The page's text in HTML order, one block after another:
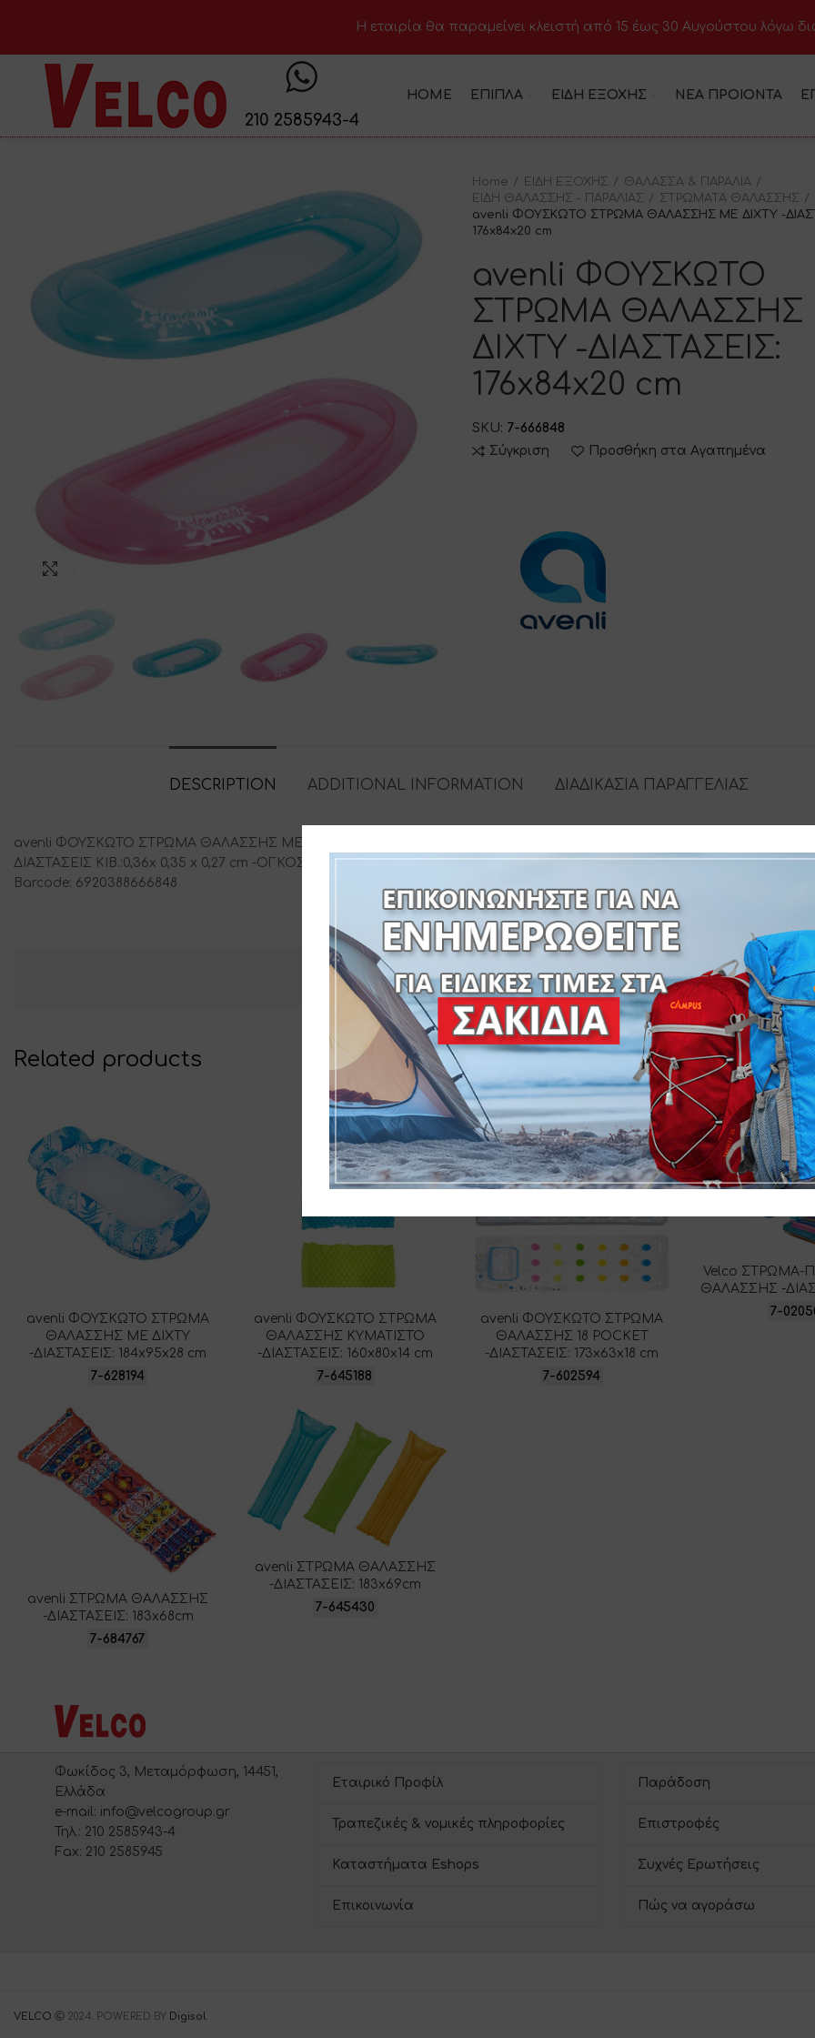
210 2585943-4
HOME ΕΠΙΠΛΑ ΕΙΔΗ ΕΞΟΧΗΣ ΝΕΑ ΠΡΟΙΟΝΤΑ
Home ΕΙΔΗ ΕΞΟΧΗΣ
ΘΑΛΑΣΣΑ & ΠΑΡΑΛΙΑ
ΕΙΔΗ ΘΑΛΑΣΣΗΣ - ΠΑΡΑΛΙΑΣ
ΣΤΡΩΜΑΤΑ ΘΑΛΑΣΣΗΣ
avenli ΦΟΥΣΚΩΤΟ ΣΤΡΩΜΑ ΘΑΛΑΣΣΗΣ ΜΕ ΔΙΧΤΥ -
176x84x20 cm
avenli ΦΟΥΣΚΩΤΟ
ΣΤΡΩΜΑ ΘΑΛΑΣΣΗΣ
ΔΙΧΤΥ -ΔΙΑΣΤΑΣΕΙΣ:
176x84x20 cm
SKU: 7-666848
Σύγκριση
Προσθήκη στα Αγαπημένα
DESCRIPTION ADDITIONAL INFORMATION ΔΙΑΔΙΚΑΣΙΑ ΠΑΡΑΓΓΕΛΙΑΣ
avenli ΦΟΥΣΚΩΤΟ ΣΤΡΩΜΑ ΘΑΛΑΣΣΗΣ ΜΕ ΔΙΧΤΥ -ΔΙΑΣΤΑΣΕΙΣ: 176x84x20 cm-ΚΑΘΑΡΟ ΒΑΡΟΣ:0,86Kg-ΜΙΚΤΟ ΒΑΡΟΣ 0,93
ΔΙΑΣΤΑΣΕΙΣ ΚΙΒ.:0,36x 0,35 x 0,27 cm -ΟΓΚΟΣ ΚΙΒ.:0,034 m3-T/K:12-
Barcode: 6920388666848
SKU:7-666848
Related products
avenli ΦΟΥΣΚΩΤΟ ΣΤΡΩΜΑ
ΘΑΛΑΣΣΗΣ ΜΕ ΔΙΧΤΥ
-ΔΙΑΣΤΑΣΕΙΣ: 184x95x28 cm
7-628194
avenli ΦΟΥΣΚΩΤΟ ΣΤΡΩΜΑ
ΘΑΛΑΣΣΗΣ ΚΥΜΑΤΙΣΤΟ
-ΔΙΑΣΤΑΣΕΙΣ: 160x80x14 cm
7-645188
avenli ΦΟΥΣΚΩΤΟ ΣΤΡΩΜΑ
ΘΑΛΑΣΣΗΣ 18 POCKET
-ΔΙΑΣΤΑΣΕΙΣ: 173x63x18 cm
7-602594
Velco
ΘΑΛΑΣΣΗΣ -
7-
avenli ΣΤΡΩΜΑ ΘΑΛΑΣΣΗΣ
-ΔΙΑΣΤΑΣΕΙΣ: 183x68cm
7-684767
avenli ΣΤΡΩΜΑ ΘΑΛΑΣΣΗΣ
-ΔΙΑΣΤΑΣΕΙΣ: 183x69cm
7-645430
Φωκίδος 3, Μεταμόρφωση, 14451,
Ελλάδα
e-mail: info@velcogroup.gr
Τηλ.: 210 2585943-4
Fax: 210 2585945
Εταιρικό Προφίλ
Τραπεζικές & νομικές πληροφορίες
Καταστήματα Eshops
Επικοινωνία
Παράδοση
Επιστροφές
Συχνές Ερωτήσεις
Πώς να αγοράσω
VELCO 2024. POWERED BY Digisol
H εταιρία θα παραμείνει κλειστή από 15 έως 30 Αυγούστου λόγω